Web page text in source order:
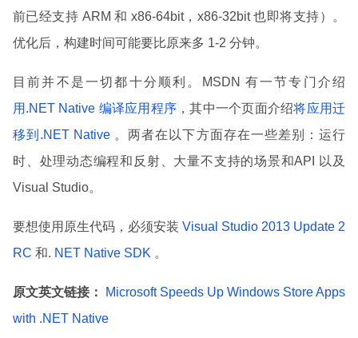
前已经支持 ARM 和 x86-64bit，x86-32bit 也即将支持）。
优化后，构建时间可能要比原来多 1-2 分钟。
目前并不是一切都十分顺利。MSDN 有一节专门介绍
用.NET Native 编译应用程序 ，其中一个页面介绍将应用迁
移到.NET Native 。两者在以下方面存在一些差别：运行
时、处理动态编程和反射、大量不支持的场景和API 以及
Visual Studio。
要想使用原生代码，必须安装 Visual Studio 2013 Update 2
RC 和. NET Native SDK 。
原文英文链接：
Microsoft Speeds Up Windows Store Apps
with .NET Native